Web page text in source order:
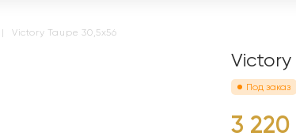
| Victory Taupe 30,5x56
Victory
Под заказ
3 220